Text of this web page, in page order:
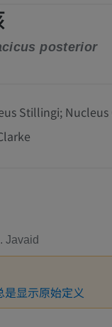
posterior
Stillingi; Nucleus
Javaid
是显示原始定义